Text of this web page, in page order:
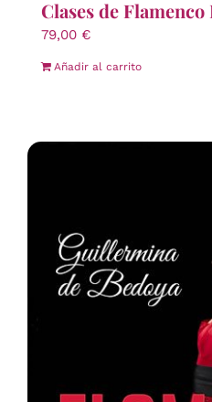
Clases de
79,00 €
Añadir al carrito